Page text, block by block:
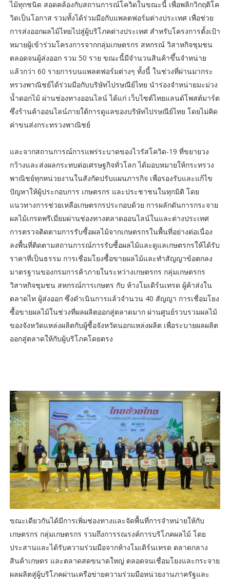
ไม้ทุกชนิด สอดคล้องกับสถานการณ์โควิดในขณะนี้ เพื่อพลิกวิกฤติโค
วิดเป็นโอกาส รวมทั้งได้ร่วมมือกับแพลตฟอร์มต่างประเทศ เพื่อช่วย
การส่งออกผลไม้ไทยไปสู่ผู้บริโภคต่างประเทศ สำหรับโครงการตั้งเป้า
หมายผู้เข้าร่วมโครงการจากกลุ่มเกษตรกร สหกรณ์ วิสาหกิจชุมชน
ตลอดจนผู้ส่งออก รวม 50 ราย ขณะนี้มีจำนวนสินค้าขึ้นจำหน่าย
แล้วกว่า 60 รายการบนแพลตฟอร์มต่างๆ ทั้งนี้ ในช่วงที่ผ่านมากระ
ทรวงพาณิชย์ได้ร่วมมือกับบริษัทไปรษณีย์ไทย นำร่องจำหน่ายมะม่วง
น้ำดอกไม้ ผ่านช่องทางออนไลน์ ได้แก่ เว็บไซต์ไทยแลนด์โพสต์มาร์ต
ซึ่งร้านค้าออนไลน์ภายใต้การดูแลของบริษัทไปรษณีย์ไทย โดยไม่คิด
ค่าขนส่งกระทรวงพาณิชย์
และจากสถานการณ์การแพร่ระบาดของไวรัสโควิด-19 ที่ขยายวง
กว้างและส่งผลกระทบต่อเศรษฐกิจทั่วโลก ได้มอบหมายให้กระทรวง
พาณิชย์ทุกหน่วยงานในสังกัดปรับแผนภารกิจ เพื่อรองรับและแก้ไข
ปัญหาให้ผู้ประกอบการ เกษตรกร และประชาชนในทุกมิติ โดย
แนวทางการช่วยเหลือเกษตรกรประกอบด้วย การผลักดันการกระจาย
ผลไม้เกรดพรีเมี่ยมผ่านช่องทางตลาดออนไลน์ในและต่างประเทศ
การตรวจติดตามการรับซื้อผลไม้จากเกษตรกรในพื้นที่อย่างต่อเนื่อง
ลงพื้นที่ติดตามสถานการณ์การรับซื้อผลไม้และดูแลเกษตรกรให้ได้รับ
ราคาที่เป็นธรรม การเชื่อมโยงซื้อขายผลไม้และทำสัญญาข้อตกลง
มาตรฐานของกรมการค้าภายในระหว่างเกษตรกร กลุ่มเกษตรกร
วิสาหกิจชุมชน สหกรณ์การเกษตร กับ ห้างโมเดิร์นเทรด ผู้ค้าส่งใน
ตลาดไท ผู้ส่งออก ซึ่งดำเนินการแล้วจำนวน 40 สัญญา การเชื่อมโยง
ซื้อขายผลไม้ในช่วงที่ผลผลิตออกสู่ตลาดมาก ผ่านศูนย์รวบรวมผลไม้
ของจังหวัดแหล่งผลิตกับผู้ซื้อจังหวัดนอกแหล่งผลิต เพื่อระบายผลผลิต
ออกสู่ตลาดให้กับผู้บริโภคโดยตรง
ขณะเดียวกันได้มีการเพิ่มช่องทางและจัดพื้นที่การจำหน่ายให้กับ
เกษตรกร กลุ่มเกษตรกร รวมถึงการรณรงค์การบริโภคผลไม้ โดย
ประสานและได้รับความร่วมมือจากห้างโมเดิร์นเทรด ตลาดกลาง
สินค้าเกษตร และตลาดสดขนาดใหญ่ ตลอดจนเชื่อมโยงและกระจาย
ผลผลิตสู่ผู้บริโภคผ่านเครือข่ายความร่วมมือหน่วยงานภาครัฐและ